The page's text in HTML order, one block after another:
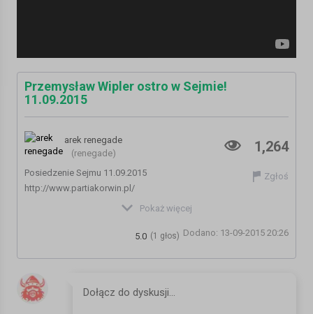
Przemysław Wipler ostro w Sejmie!
11.09.2015
arek renegade
(renegade)
1,264
Zgłoś
Posiedzenie Sejmu 11.09.2015
http://www.partiakorwin.pl/
https://www.facebook.com/partiakorwin
https://www.facebook.com/CEPERolkV4
Pokaż więcej
Dodano: 13-09-2015 20:26
(1 głos)
5.0